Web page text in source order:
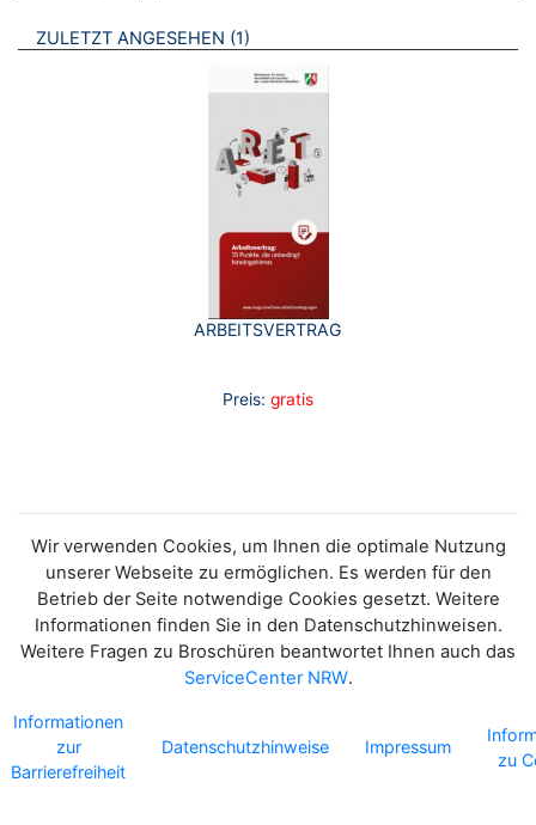
ZULETZT ANGESEHEN 1 BROSCHÜREN
ARBEITSVERTRAG
Preis: gratis
Wir verwenden Cookies, um Ihnen die optimale Nutzung
unserer Webseite zu ermöglichen. Es werden für den
Betrieb der Seite notwendige Cookies gesetzt. Weitere
Informationen finden Sie in den Datenschutzhinweisen.
Weitere Fragen zu Broschüren beantwortet Ihnen auch das
ServiceCenter NRW.
Informationen
zur
Barrierefreiheit
Datenschutzhinweise Impressum
zu